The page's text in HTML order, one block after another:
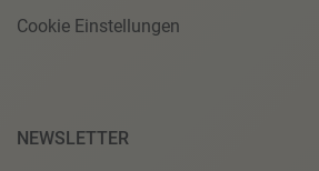
Cookie Einstellungen
NEWSLETTER